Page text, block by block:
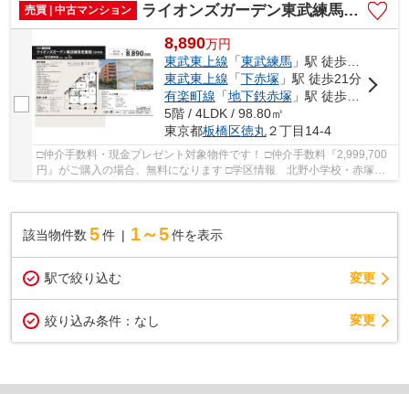
売買 | 中古マンション
ライオンズガーデン東武練馬壱番館 仲介手数料無料＋40万円現金プレゼント中
8,890万円
東武東上線 「東武練馬」駅 徒歩5分
東武東上線 「下赤塚 」駅 徒歩21分
有楽町線 「地下鉄赤塚 」駅 徒歩22分
5階 / 4LDK / 98.80㎡
東京都板橋区徳丸２丁目14-4
□仲介手数料・現金プレゼント対象物件です！ □仲介手数料『2,999,700
円』がご購入の場合、無料になります □学区情報 北野小学校・赤塚第
一中学校 □最寄駅 東武東上線 東武練馬駅 ...
該当物件数 5件 1～5 件を表示
駅で絞り込む 変更
絞り込み条件： なし 変更